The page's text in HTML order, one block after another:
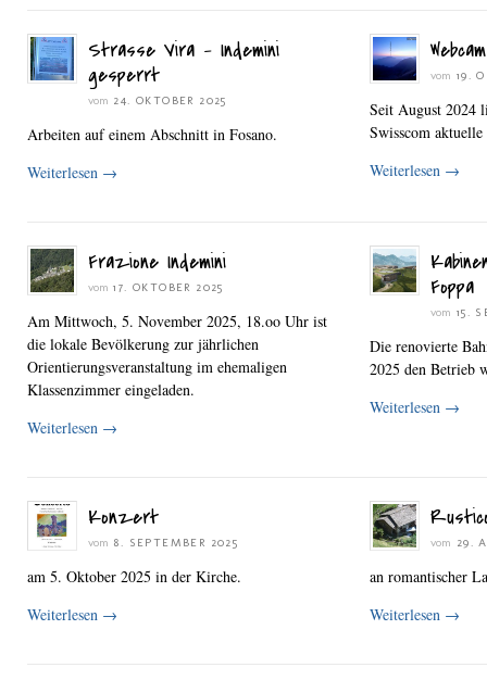
Strasse Vira – Indemini
gesperrt
vom 24. OKTOBER 2025
Arbeiten auf einem Abschnitt in Fosano.
Weiterlesen →
vom 19.
Seit August 2024
Swisscom
Weiterlesen →
Frazione Indemini
vom 17. OKTOBER 2025
Am Mittwoch, 5. November 2025, 18.oo Uhr ist
die lokale Bevölkerung zur jährlichen
Orientierungsveranstaltung im ehemaligen
Klassenzimmer eingeladen.
Weiterlesen →
Foppa
vom 15.
Die renovierte
2025 den Betrieb
Weiterlesen →
Konzert
vom 8. SEPTEMBER 2025
am 5. Oktober 2025 in der Kirche.
Weiterlesen →
vom 29.
an romantischer
Weiterlesen →